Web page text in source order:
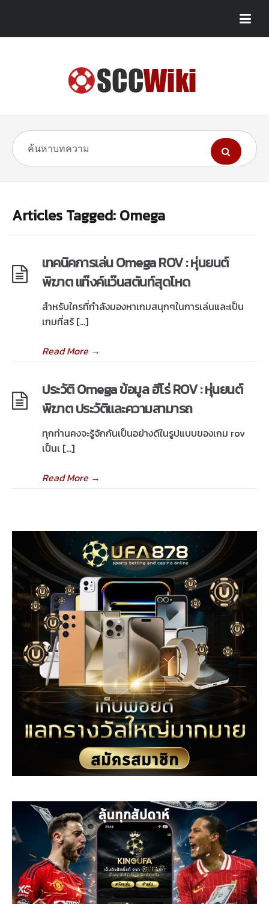
Articles Tagged: Omega
เทคนิคการเล่น Omega ROV : หุ่นยนต์
พิฆาต แท๊งค์แว๊นสตันท์สุดโหด
สำหรับใครที่กำลังมองหาเกมสนุกๆในการเล่นและเป็น
เกมที่สร้ […]
Read More→
ประวัติ Omega ข้อมูล ฮีโร่ ROV : หุ่นยนต์
พิฆาต ประวัติและความสามารถ
ทุกท่านคงจะรู้จักกันเป็นอย่างดีในรูปแบบของเกม rov
เป็นเ […]
Read More→